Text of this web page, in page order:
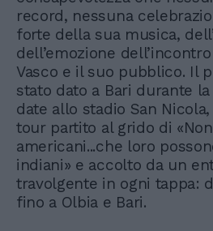
record, nessuna
forte della sua musica,
dell’emozione
Vasco e il suo pubblico. Il
stato dato a Bari durante
date allo stadio San
tour partito al grido di
americani...che loro
indiani» e accolto da un
travolgente in ogni tappa:
fino a Olbia e Bari.